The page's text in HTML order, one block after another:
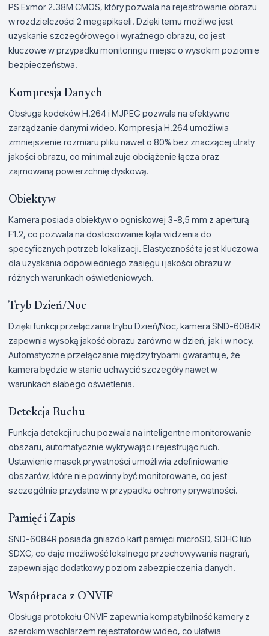
PS Exmor 2.38M CMOS, który pozwala na rejestrowanie obrazu
w rozdzielczości 2 megapikseli. Dzięki temu możliwe jest
uzyskanie szczegółowego i wyraźnego obrazu, co jest
kluczowe w przypadku monitoringu miejsc o wysokim poziomie
bezpieczeństwa.
Kompresja Danych
Obsługa kodeków H.264 i MJPEG pozwala na efektywne
zarządzanie danymi wideo. Kompresja H.264 umożliwia
zmniejszenie rozmiaru pliku nawet o 80% bez znaczącej utraty
jakości obrazu, co minimalizuje obciążenie łącza oraz
zajmowaną powierzchnię dyskową.
Obiektyw
Kamera posiada obiektyw o ogniskowej 3-8,5 mm z aperturą
F1.2, co pozwala na dostosowanie kąta widzenia do
specyficznych potrzeb lokalizacji. Elastyczność ta jest kluczowa
dla uzyskania odpowiedniego zasięgu i jakości obrazu w
różnych warunkach oświetleniowych.
Tryb Dzień/Noc
Dzięki funkcji przełączania trybu Dzień/Noc, kamera SND-6084R
zapewnia wysoką jakość obrazu zarówno w dzień, jak i w nocy.
Automatyczne przełączanie między trybami gwarantuje, że
kamera będzie w stanie uchwycić szczegóły nawet w
warunkach słabego oświetlenia.
Detekcja Ruchu
Funkcja detekcji ruchu pozwala na inteligentne monitorowanie
obszaru, automatycznie wykrywając i rejestrując ruch.
Ustawienie masek prywatności umożliwia zdefiniowanie
obszarów, które nie powinny być monitorowane, co jest
szczególnie przydatne w przypadku ochrony prywatności.
Pamięć i Zapis
SND-6084R posiada gniazdo kart pamięci microSD, SDHC lub
SDXC, co daje możliwość lokalnego przechowywania nagrań,
zapewniając dodatkowy poziom zabezpieczenia danych.
Współpraca z ONVIF
Obsługa protokołu ONVIF zapewnia kompatybilność kamery z
szerokim wachlarzem rejestratorów wideo, co ułatwia